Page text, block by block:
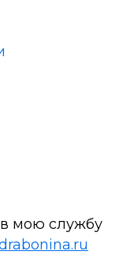
мою службу